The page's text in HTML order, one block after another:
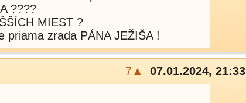
????
MIEST ?
priama zrada PÁNA JEŽIŠA !
7▲
07.01.2024, 21:33